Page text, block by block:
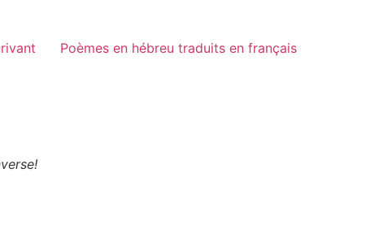
Poèmes en hébreu traduits en français